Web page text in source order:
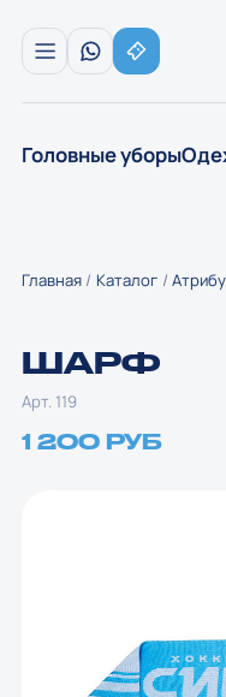
Головные уборы
Главная Каталог
ШАРФ
Арт. 119
1 200 РУБ